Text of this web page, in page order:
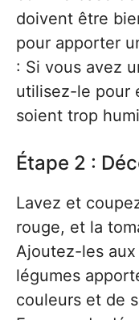
doivent être
pour apporter
: Si vous avez
utilisez-le pour
soient trop
Étape 2 :
Lavez et
rouge, et la
Ajoutez-les
légumes
couleurs et de